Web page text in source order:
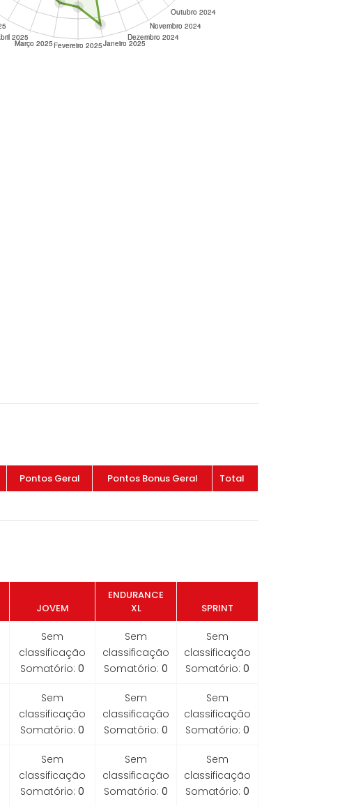
Pontos Geral Pontos Bonus Geral Total
JOVEM
ENDURANCE
XL
SPRINT
Sem
classificação
Somatório: 0
Sem
classificação
Somatório: 0
Sem
classificação
Somatório: 0
Sem
classificação
Somatório: 0
Sem
classificação
Somatório: 0
Sem
classificação
Somatório: 0
Sem
classificação
Somatório: 0
Sem
classificação
Somatório: 0
Sem
classificação
Somatório: 0